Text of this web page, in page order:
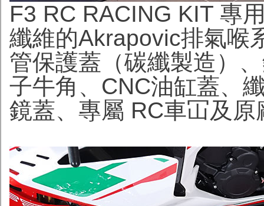
F3 RC RACING KIT 專
纖維的Akrapovic排氣喉
管保護蓋（碳纖製造）
子牛角、CNC油缸蓋、
鏡蓋、專屬 RC車冚及原